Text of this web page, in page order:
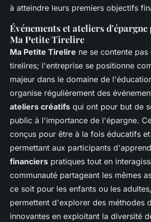
à atteindre leurs premiers objectifs
Événements et ateliers
Ma Petite Tirelire
Ma Petite Tirelire ne se contente
tirelires; l'entreprise se positionne
majeur dans le domaine de
organise régulièrement des
ateliers créatifs qui ont pour but de
public à l'importance de l'épargne.
conçus pour être à la fois éducatifs
permettant aux participants
financiers pratiques tout en
communauté partageant les mêmes
ce soit pour les enfants ou les
permettent d'explorer des méthodes
innovantes en exploitant la diversité